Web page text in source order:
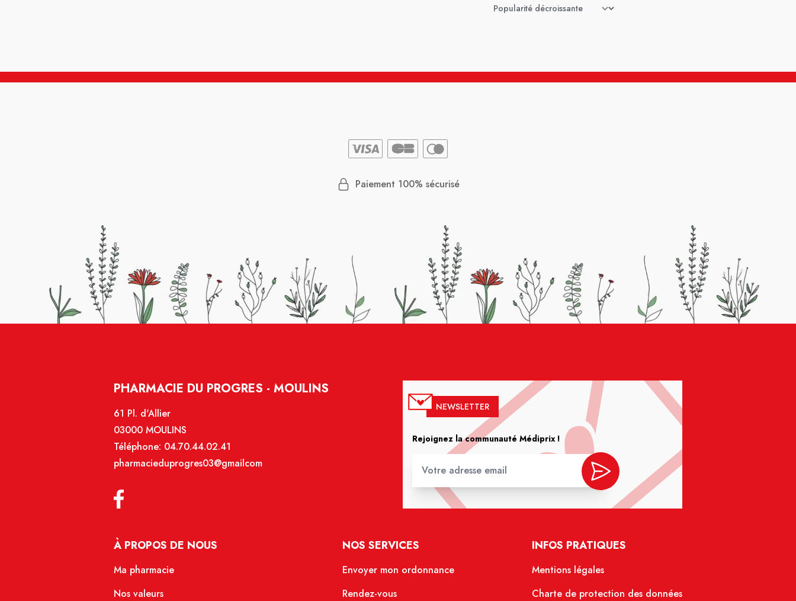
Paiement 100% sécurisé
PHARMACIE DU PROGRES - MOULINS
61 Pl. d'Allier
03000 MOULINS
Téléphone: 04.70.44.02.41
pharmacieduprogres03@gmailcom
NEWSLETTER
Rejoignez la communauté Médiprix !
À PROPOS DE NOUS
Ma pharmacie
Nos valeurs
NOS SERVICES
Envoyer mon ordonnance
Rendez-vous
INFOS PRATIQUES
Mentions légales
Charte de protection des données